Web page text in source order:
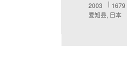
2003
1679
爱知县, 日本